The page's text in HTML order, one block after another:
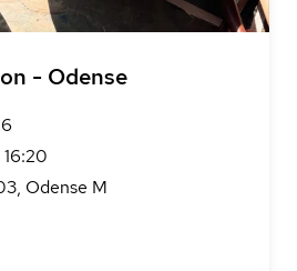
- Odense
Odense M